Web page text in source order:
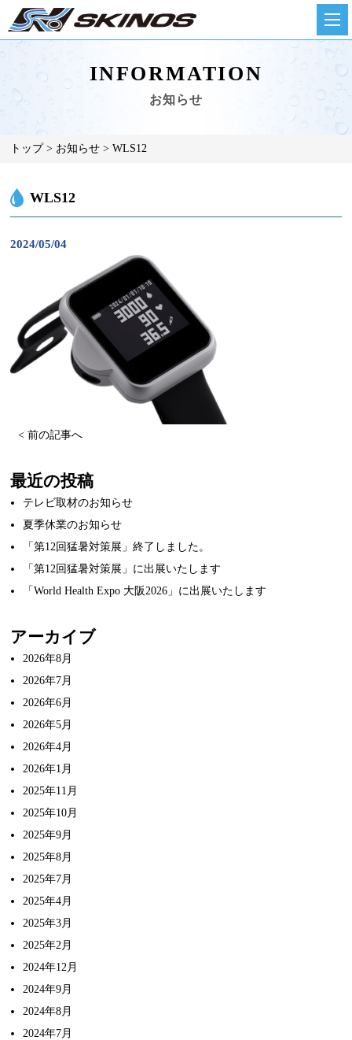
INFORMATION
お知らせ
トップ お知らせ WLS12
WLS12
2024/05/04
< 前の記事へ
最近の投稿
テレビ取材のお知らせ
夏季休業のお知らせ
「第12回猛暑対策展」終了しました。
「第12回猛暑対策展」に出展いたします
「World Health Expo 大阪2026」に出展いたします
アーカイブ
2026年8月
2026年7月
2026年6月
2026年5月
2026年4月
2026年1月
2025年11月
2025年10月
2025年9月
2025年8月
2025年7月
2025年4月
2025年3月
2025年2月
2024年12月
2024年9月
2024年8月
2024年7月